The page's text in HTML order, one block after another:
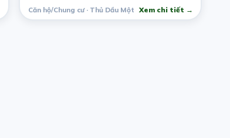
Căn hộ/Chung cư · Thủ Dầu Một Xem chi tiết →